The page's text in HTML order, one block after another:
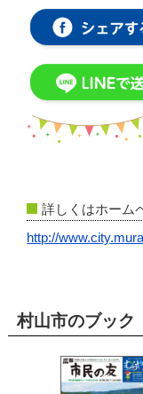
詳しくはホーム
http://
村山市のブック